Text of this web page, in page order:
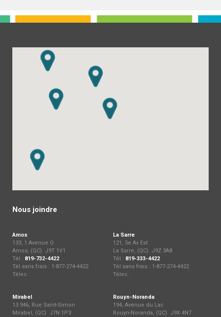
Nous joindre
Amos
133, 1 Avenue O
Amos, (QC) J9T 1V1
Tél : 819-732-4422
Tél sans frais : 1-877-274-4422
Télec :
La Sarre
121, 5e Av Est
La Sarre, (QC) J9Z 3A8
Tél : 819-333-4422
Tél sans frais : 1-877-274-4422
Télec :
Mirabel
13 946, Rue Saint-Simon
Mirabel, (QC) J7N 1P3
Rouyn-Noranda
194, Avenue du Lac
Rouyn-Noranda, (QC) J9X 4N7